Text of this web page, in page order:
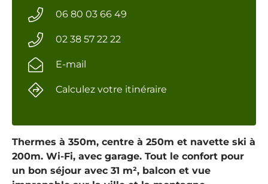
Thermes à 350m, centre à 250m et navette ski à
200m. Wi-Fi, avec garage. Tout le confort pour
un bon séjour avec 31 m², balcon et vue
06 80 03 66 49
02 38 57 22 22
E-mail
Calculez votre itinéraire